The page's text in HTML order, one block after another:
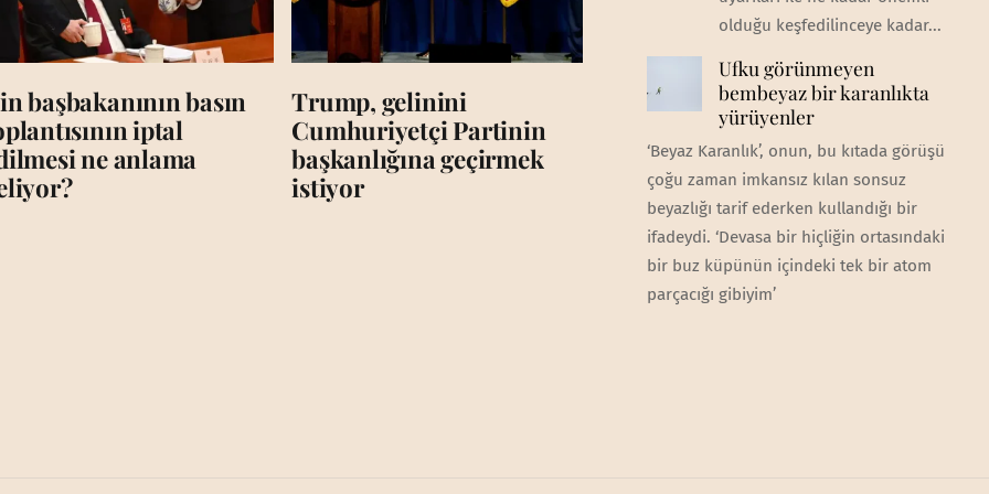
başbakanının basın
iptal
ne anlama
Trump, gelinini
Cumhuriyetçi Partinin
başkanlığına geçirmek
istiyor
olduğu keşfedilinceye kadar...
Ufku görünmeyen
bembeyaz bir karanlıkta
yürüyenler
‘Beyaz Karanlık’, onun, bu kıtada görüşü
çoğu zaman imkansız kılan sonsuz
beyazlığı tarif ederken kullandığı bir
ifadeydi. ‘Devasa bir hiçliğin ortasındaki
bir buz küpünün içindeki tek bir atom
parçacığı gibiyim’